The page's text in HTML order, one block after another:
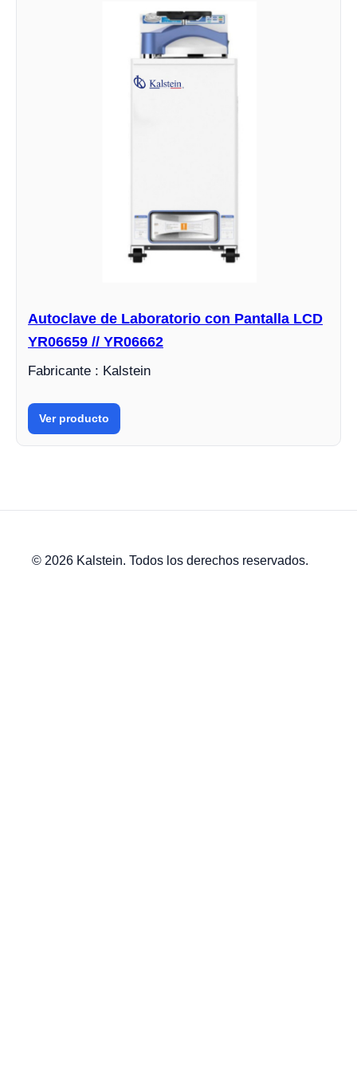
Autoclave de Laboratorio con Pantalla LCD
YR06659 // YR06662
Fabricante : Kalstein
Ver producto
© 2026 Kalstein. Todos los derechos reservados.